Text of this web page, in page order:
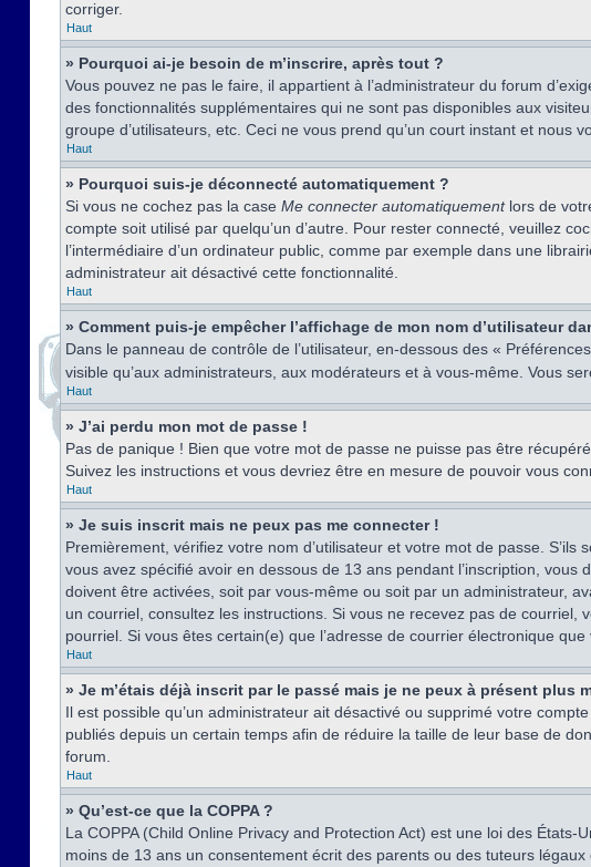
corriger.
Haut
» Pourquoi ai-je besoin de m’inscrire, après tout ?
Vous pouvez ne pas le faire, il appartient à l’administrateur du forum
des fonctionnalités supplémentaires qui ne sont pas disponibles aux
groupe d’utilisateurs, etc. Ceci ne vous prend qu’un court instant et nous
Haut
» Pourquoi suis-je déconnecté automatiquement ?
Si vous ne cochez pas la case Me connecter automatiquementlors de
compte soit utilisé par quelqu’un d’autre. Pour rester connecté, veuillez
l’intermédiaire d’un ordinateur public, comme par exemple dans une
administrateur ait désactivé cette fonctionnalité.
Haut
» Comment puis-je empêcher l’affichage de mon nom d’utilisateur
Dans le panneau de contrôle de l’utilisateur, en-dessous des «
visible qu’aux administrateurs, aux modérateurs et à vous-même. Vous
Haut
» J’ai perdu mon mot de passe !
Pas de panique ! Bien que votre mot de passe ne puisse pas être
Suivez les instructions et vous devriez être en mesure de pouvoir vous
Haut
» Je suis inscrit mais ne peux pas me connecter !
Premièrement, vérifiez votre nom d’utilisateur et votre mot de passe.
vous avez spécifié avoir en dessous de 13 ans pendant l’inscription,
doivent être activées, soit par vous-même ou soit par un administrateur,
un courriel, consultez les instructions. Si vous ne recevez pas de
pourriel. Si vous êtes certain(e) que l’adresse de courrier électronique
Haut
» Je m’étais déjà inscrit par le passé mais je ne peux à présent plus
Il est possible qu’un administrateur ait désactivé ou supprimé votre
publiés depuis un certain temps afin de réduire la taille de leur base de
forum.
Haut
» Qu’est-ce que la COPPA ?
La COPPA (Child Online Privacy and Protection Act) est une loi des
moins de 13 ans un consentement écrit des parents ou des tuteurs